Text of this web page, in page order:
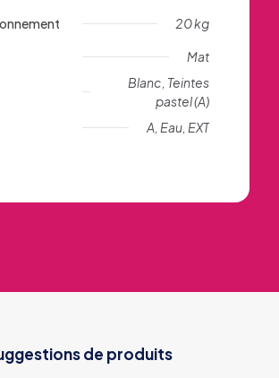
20 kg
Mat
Blanc, Teintes
pastel (A)
A, Eau, EXT
de produits